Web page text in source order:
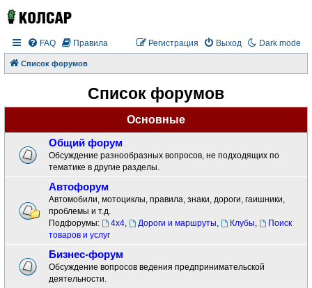
Dark mode
FAQ Правила Выход
Регистрация
Список форумов
Список форумов
Основные
Общий форум
Обсуждение разнообразных вопросов, не подходящих по
тематике в другие разделы.
Автофорум
Автомобили, мотоциклы, правила, знаки, дороги, гаишники,
проблемы и т.д.
Подфорумы:
4x4, Дороги и маршруты, Клубы,
Поиск
товаров и услуг
Бизнес-форум
Обсуждение вопросов ведения предпринимательской
деятельности.